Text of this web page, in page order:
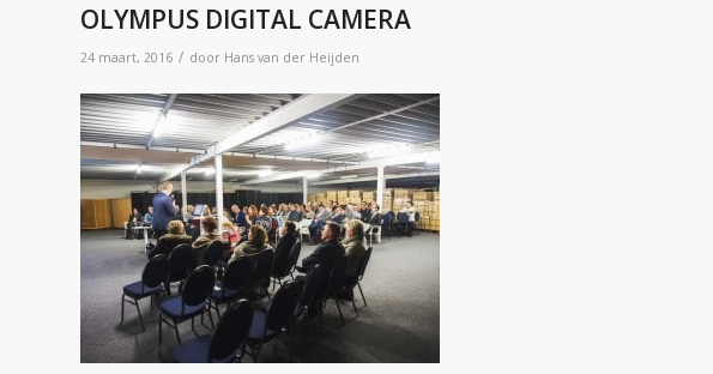
OLYMPUS DIGITAL CAMERA
24 maart, 2016 / door Hans van der Heijden